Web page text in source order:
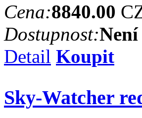
Cena:8840.00
Dostupnost:
Detail Koupit
Sky-Watcher